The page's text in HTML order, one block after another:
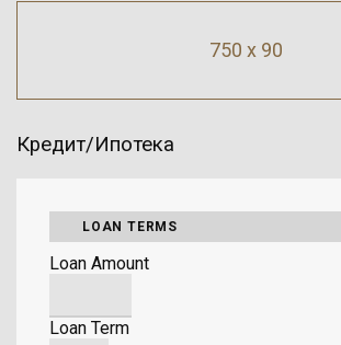
750 x 90
Кредит/Ипотека
LOAN TERMS
Loan Amount
Loan Term